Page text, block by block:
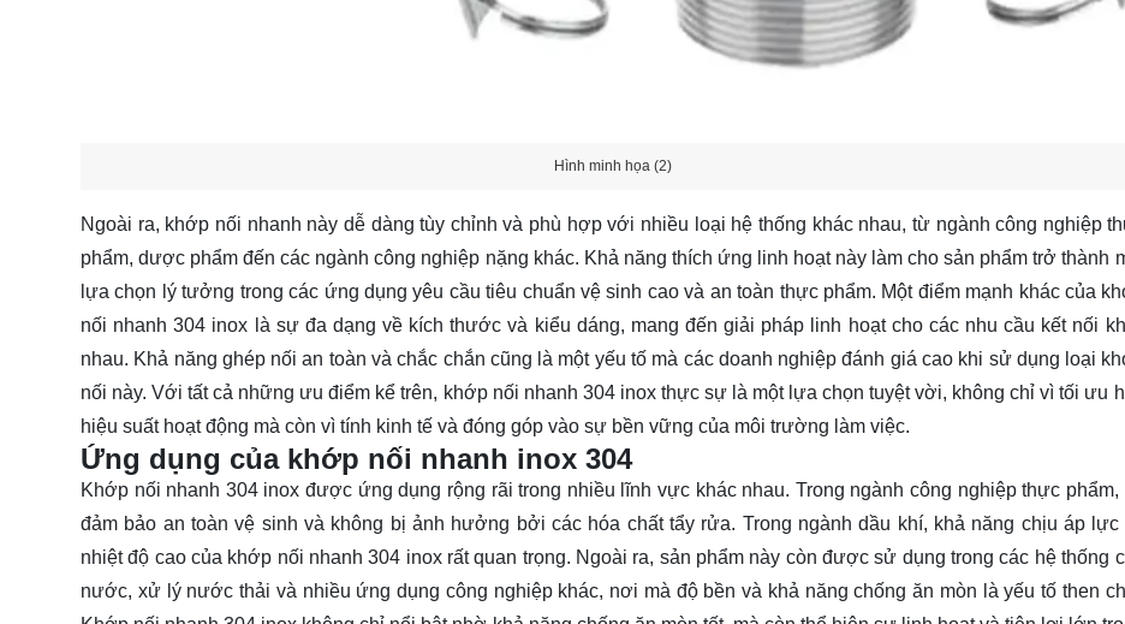
Hình minh họa (2)
Ngoài ra, khớp nối nhanh này dễ dàng tùy chỉnh và phù hợp với nhiều loại hệ thống khác nhau, từ ngành công nghiệp
phẩm, dược phẩm đến các ngành công nghiệp nặng khác. Khả năng thích ứng linh hoạt này làm cho sản phẩm trở thành
lựa chọn lý tưởng trong các ứng dụng yêu cầu tiêu chuẩn vệ sinh cao và an toàn thực phẩm. Một điểm mạnh khác của
nối nhanh 304 inox là sự đa dạng về kích thước và kiểu dáng, mang đến giải pháp linh hoạt cho các nhu cầu kết nối
nhau. Khả năng ghép nối an toàn và chắc chắn cũng là một yếu tố mà các doanh nghiệp đánh giá cao khi sử dụng loại
nối này. Với tất cả những ưu điểm kể trên, khớp nối nhanh 304 inox thực sự là một lựa chọn tuyệt vời, không chỉ vì tối ưu
hiệu suất hoạt động mà còn vì tính kinh tế và đóng góp vào sự bền vững của môi trường làm việc.
Ứng dụng của khớp nối nhanh inox 304
Khớp nối nhanh 304 inox được ứng dụng rộng rãi trong nhiều lĩnh vực khác nhau. Trong ngành công nghiệp thực phẩm,
đảm bảo an toàn vệ sinh và không bị ảnh hưởng bởi các hóa chất tẩy rửa. Trong ngành dầu khí, khả năng chịu áp lực
nhiệt độ cao của khớp nối nhanh 304 inox rất quan trọng. Ngoài ra, sản phẩm này còn được sử dụng trong các hệ thống
nước, xử lý nước thải và nhiều ứng dụng công nghiệp khác, nơi mà độ bền và khả năng chống ăn mòn là yếu tố then